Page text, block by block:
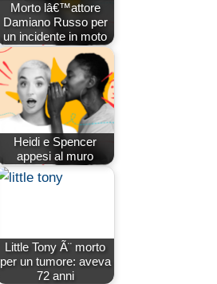
Morto lâ€™attore
Damiano Russo per
un incidente in moto
Heidi e Spencer
appesi al muro
Little Tony Ã¨ morto
per un tumore: aveva
72 anni